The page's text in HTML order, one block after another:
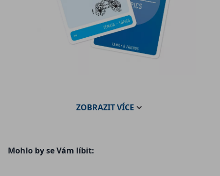
ZOBRAZITVÍCE
Mohlo by se Vám líbit: